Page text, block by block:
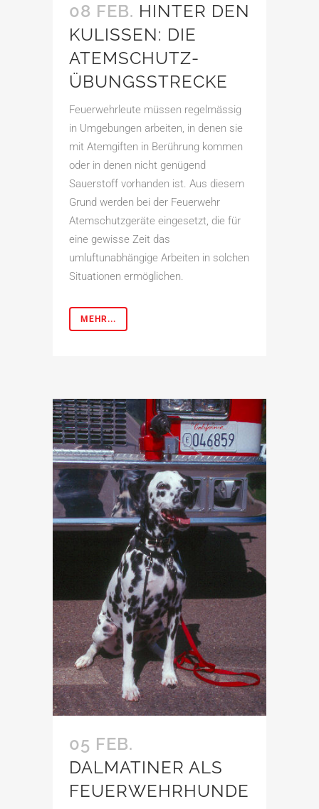
08 FEB. HINTER DEN
KULISSEN: DIE
ATEMSCHUTZ-
ÜBUNGSSTRECKE
Feuerwehrleute müssen regelmässig
in Umgebungen arbeiten, in denen sie
mit Atemgiften in Berührung kommen
oder in denen nicht genügend
Sauerstoff vorhanden ist. Aus diesem
Grund werden bei der Feuerwehr
Atemschutzgeräte eingesetzt, die für
eine gewisse Zeit das
umluftunabhängige Arbeiten in solchen
Situationen ermöglichen.
MEHR...
05 FEB.
DALMATINER ALS
FEUERWEHRHUNDE